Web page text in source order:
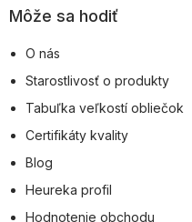
Môže sa hodiť
O nás
Starostlivosť o produkty
Tabuľka veľkostí obliečok
Certifikáty kvality
Blog
Heureka profil
Hodnotenie obchodu